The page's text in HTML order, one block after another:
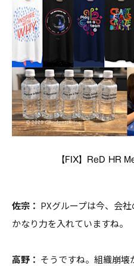
【FIX】ReD HR
佐宗： PXグループは今、会
かなり力を入れていますね。
高野： そうですね。組織崩壊